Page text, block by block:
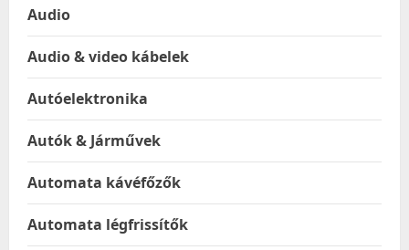
Audio
Audio & video kábelek
Autóelektronika
Autók & Járművek
Automata kávéfőzők
Automata légfrissítők